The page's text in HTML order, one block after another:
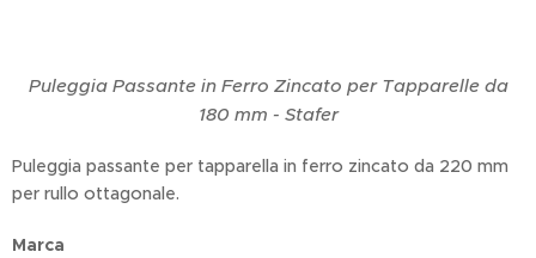
Puleggia Passante in Ferro Zincato per Tapparelle da
180 mm - Stafer
Puleggia passante per tapparella in ferro zincato da 220 mm
per rullo ottagonale.
Marca